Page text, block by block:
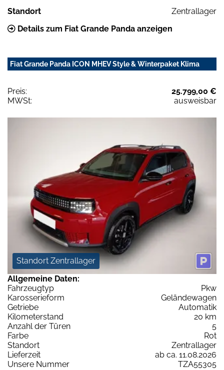
Standort
Zentrallager
Details zum Fiat Grande Panda anzeigen
Fiat Grande Panda ICON MHEV Style & Winterpaket Klima
Preis:
25.799,00 €
MWSt:
ausweisbar
Standort Zentrallager
Allgemeine Daten:
Fahrzeugtyp
Pkw
Karosserieform
Geländewagen
Getriebe
Automatik
Kilometerstand
20 km
Anzahl der Türen
5
Farbe
Rot
Standort
Zentrallager
Lieferzeit
ab ca. 11.08.2026
Unsere Nummer
TZA55305